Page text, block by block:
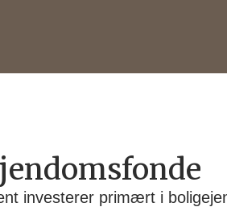
investerer primært i